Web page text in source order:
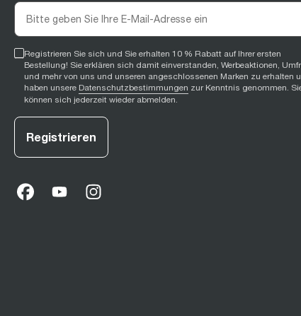
Registrieren Sie sich und Sie erhalten 10 % Rabatt auf Ihrer ersten
Bestellung! Sie erklären sich damit einverstanden, Werbeaktionen,
und mehr von uns und unseren angeschlossenen Marken zu erhalten
haben unsere Datenschutzbestimmungen zur Kenntnis genommen.
können sich jederzeit wieder abmelden.
Registrieren
Facebook
opens in new tab
YouTube
opens in new tab
Instagram
opens in new tab